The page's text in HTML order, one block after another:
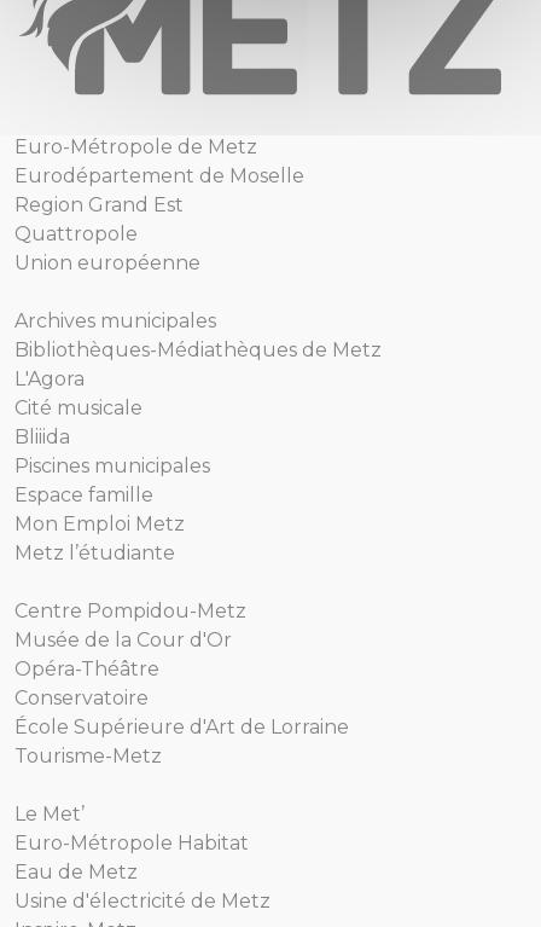
Euro-Métropole de Metz
Eurodépartement de Moselle
Region Grand Est
Quattropole
Union européenne
Archives municipales
Bibliothèques-Médiathèques de Metz
L'Agora
Cité musicale
Bliiida
Piscines municipales
Espace famille
Mon Emploi Metz
Metz l’étudiante
Centre Pompidou-Metz
Musée de la Cour d'Or
Opéra-Théâtre
Conservatoire
École Supérieure d'Art de Lorraine
Tourisme-Metz
Le Met’
Euro-Métropole Habitat
Eau de Metz
Usine d'électricité de Metz